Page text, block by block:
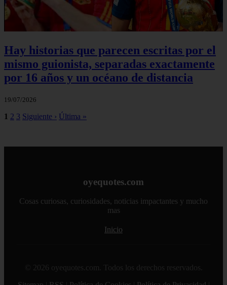
Hay historias que parecen escritas por el
mismo guionista, separadas exactamente
por 16 años y un océano de distancia
19/07/2026
1 2 3 Siguiente › Última »
oyequotes.com
Cosas curiosas, curiosidades, noticias impactantes y mucho
mas
Inicio
© 2026 oyequotes.com. Todos los derechos reservados.